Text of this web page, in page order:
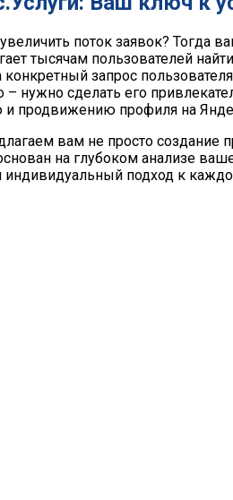
поток заявок? Тогда
тысячам пользователей
запрос
– нужно сделать его
профиля на
вам не просто создание
на глубоком анализе
подход к